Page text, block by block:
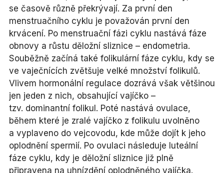
se časově různě překrývají. Za první den
menstruačního cyklu je považován první den
krvácení. Po menstruační fázi cyklu nastává fáze
obnovy a růstu děložní sliznice – endometria.
Souběžně začíná také folikulární fáze cyklu, kdy se
ve vaječnících zvětšuje velké množství folikulů.
Vlivem hormonální regulace dozrává však většinou
jen jeden z nich, obsahující vajíčko –
tzv. dominantní folikul. Poté nastává ovulace,
během které je zralé vajíčko z folikulu uvolněno
a vyplaveno do vejcovodu, kde může dojít k jeho
oplodnění spermií. Po ovulaci následuje luteální
fáze cyklu, kdy je děložní sliznice již plně
připravena na uhnízdění oplodněného vajíčka.